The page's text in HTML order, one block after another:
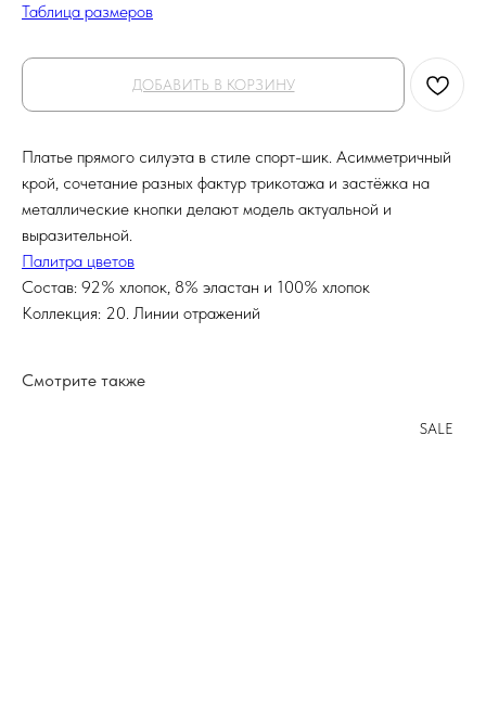
Таблица размеров
ДОБАВИТЬ В КОРЗИНУ
Платье прямого силуэта в стиле спорт-шик. Асимметричный
крой, сочетание разных фактур трикотажа и застёжка на
металлические кнопки делают модель актуальной и
выразительной.
Палитра цветов
Состав: 92% хлопок, 8% эластан и 100% хлопок
Коллекция: 20. Линии отражений
Смотрите также
SALE